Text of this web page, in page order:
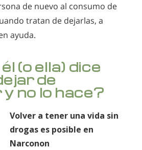
de nuevo al consumo de
tratan de dejarlas, a
ayuda.
(o ella) dice
de
no lo hace?
Volver a tener una vida sin
drogas es posible en
Narconon